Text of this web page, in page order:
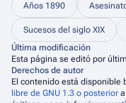
Años 1890
Sucesos del siglo XIX
Última modificación
Esta página se editó por
Derechos de autor
El contenido está disponible
libre de GNU 1.3 o posterior